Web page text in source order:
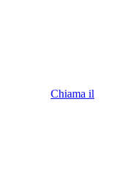
Chiama il